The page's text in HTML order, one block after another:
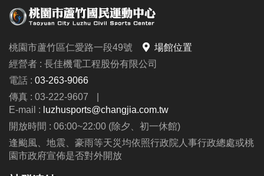
6/28後報名 凡參加過耕斗耘或上課學員享9折優惠
◆伊索教育科學全日營
第一周---$4900
第二周至第九周---$8300
(可與蘆運夏令營並行優惠呦、泳池、耕斗耘除外
連絡資訊
-洽詢專線：03-2639066 #115、116
桃園市蘆竹區仁愛路一段49號
場館位置
經營者 : 長佳機電工程股份有限公司
電話 : 03-263-9066
傳真 : 03-222-9607
|
E-mail : luzhusports@changjia.com.tw
開放時間 : 06:00~22:00 (除夕、初一休館)
逢颱風、地震、豪雨等天災均依照行政院人事行政總處或桃
園市政府宣佈是否對外開放